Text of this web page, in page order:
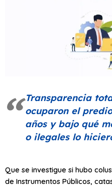
Transparencia
ocuparon el
años y bajo qué
o ilegales lo
Que se investigue si hubo
de Instrumentos Públicos,